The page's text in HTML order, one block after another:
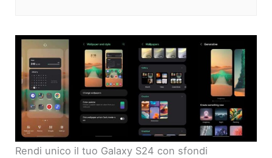
Rendi unico il tuo Galaxy S24 con sfondi